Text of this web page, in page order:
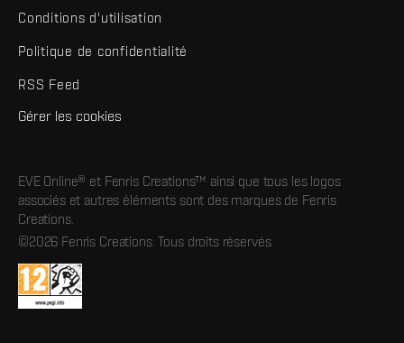
Conditions d'utilisation
Politique de confidentialité
RSS Feed
Gérer les cookies
EVE Online® et Fenris Creations™ ainsi que tous les logos
associés et autres éléments sont des marques de Fenris
Creations.
©2026 Fenris Creations. Tous droits réservés.